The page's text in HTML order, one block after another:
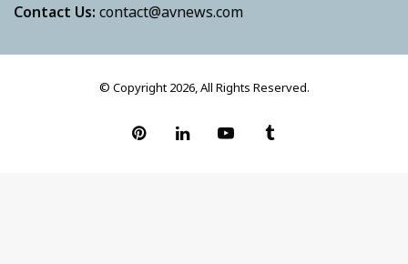
Contact Us: contact@avnews.com
© Copyright 2026, All Rights Reserved.
PinterestLinkedInYouTubeTumblr